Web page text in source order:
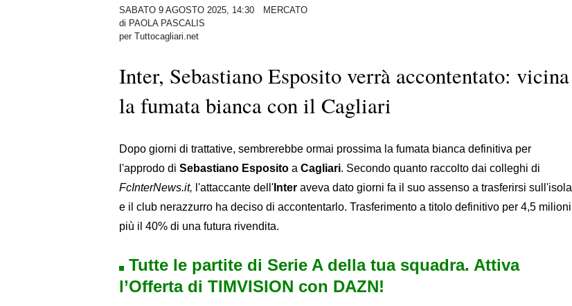
SABATO 9 AGOSTO 2025, 14:30
MERCATO
di PAOLA PASCALIS
per Tuttocagliari.net
Inter, Sebastiano Esposito verrà accontentato: vicina
la fumata bianca con il Cagliari
Dopo giorni di trattative, sembrerebbe ormai prossima la fumata bianca definitiva per
l'approdo di Sebastiano Esposito a Cagliari. Secondo quanto raccolto dai colleghi di
FcInterNews.it, l'attaccante dell' Inter aveva dato giorni fa il suo assenso a trasferirsi sull'isola
e il club nerazzurro ha deciso di accontentarlo. Trasferimento a titolo definitivo per 4,5 milioni
più il 40% di una futura rivendita.
Tutte le partite di Serie A della tua squadra. Attiva
l’Offerta di TIMVISION con DAZN!